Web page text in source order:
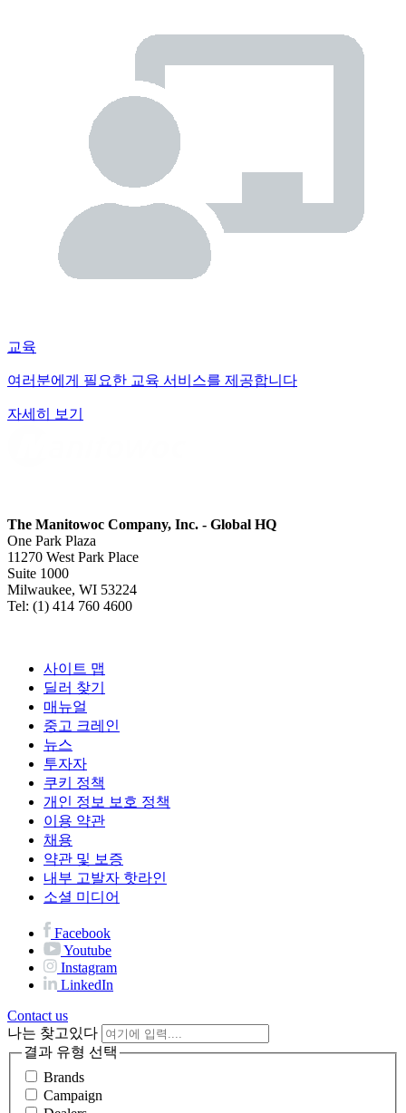
교육
여러분에게 필요한 교육 서비스를 제공합니다
자세히 보기
The Manitowoc Company, Inc. - Global HQ
One Park Plaza
11270 West Park Place
Suite 1000
Milwaukee, WI 53224
Tel: (1) 414 760 4600
사이트 맵
딜러 찾기
매뉴얼
중고 크레인
뉴스
투자자
쿠키 정책
개인 정보 보호 정책
이용 약관
채용
약관 및 보증
내부 고발자 핫라인
소셜 미디어
Facebook
Youtube
Instagram
LinkedIn
Contact us
나는 찾고있다
결과 유형 선택
Brands
Campaign